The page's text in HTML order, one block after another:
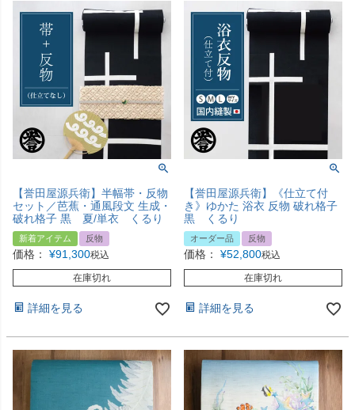
【誉田屋源兵衛】半幅帯・反物
セット／芭蕉・通風段文 生成・
破れ格子 黒 夏/単衣 くるり
新着アイテム 反物
価格： ¥91,300税込
在庫切れ
詳細を見る
【誉田屋源兵衛】《仕立て付
き》ゆかた 浴衣 反物 破れ格子
黒 くるり
オーダー品 反物
価格： ¥52,800税込
在庫切れ
詳細を見る